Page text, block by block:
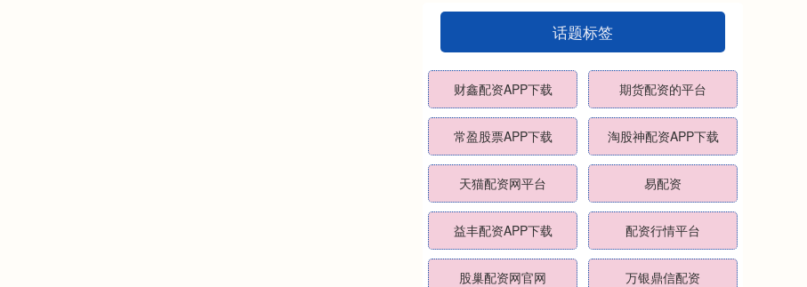
话题标签
财鑫配资APP下载 期货配资的平台
常盈股票APP下载 淘股神配资APP下载
天猫配资网平台 易配资
益丰配资APP下载 配资行情平台
股巢配资网官网 万银鼎信配资